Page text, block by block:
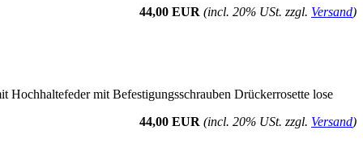
44,00 EUR (incl. 20% USt. zzgl. Versand)
mit Befestigungsschrauben Drückerrosette lose
44,00 EUR (incl. 20% USt. zzgl. Versand)